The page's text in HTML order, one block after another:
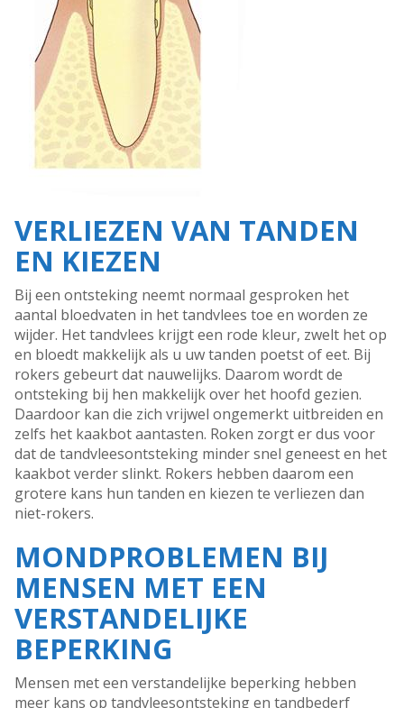
VERLIEZEN VAN TANDEN
EN KIEZEN
Bij een ontsteking neemt normaal gesproken het
aantal bloedvaten in het tandvlees toe en worden ze
wijder. Het tandvlees krijgt een rode kleur, zwelt het op
en bloedt makkelijk als u uw tanden poetst of eet. Bij
rokers gebeurt dat nauwelijks. Daarom wordt de
ontsteking bij hen makkelijk over het hoofd gezien.
Daardoor kan die zich vrijwel ongemerkt uitbreiden en
zelfs het kaakbot aantasten. Roken zorgt er dus voor
dat de tandvleesontsteking minder snel geneest en het
kaakbot verder slinkt. Rokers hebben daarom een
grotere kans hun tanden en kiezen te verliezen dan
niet-rokers.
MONDPROBLEMEN BIJ
MENSEN MET EEN
VERSTANDELIJKE
BEPERKING
Mensen met een verstandelijke beperking hebben
meer kans op tandvleesontsteking en tandbederf